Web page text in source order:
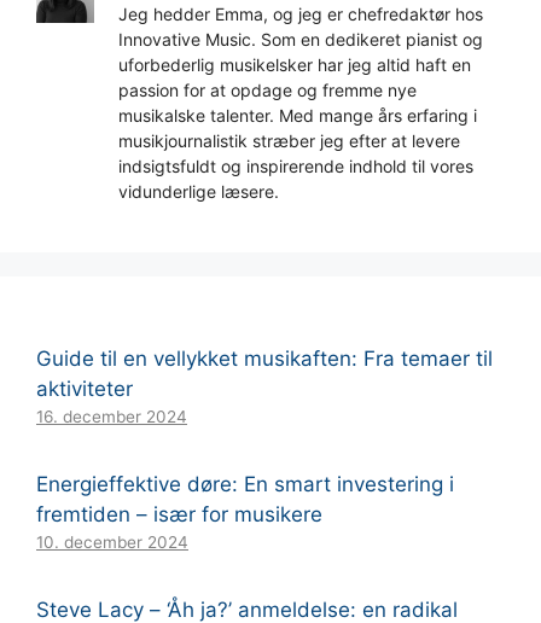
Jeg hedder Emma, og jeg er chefredaktør hos
Innovative Music. Som en dedikeret pianist og
uforbederlig musikelsker har jeg altid haft en
passion for at opdage og fremme nye
musikalske talenter. Med mange års erfaring i
musikjournalistik stræber jeg efter at levere
indsigtsfuldt og inspirerende indhold til vores
vidunderlige læsere.
Guide til en vellykket musikaften: Fra temaer til
aktiviteter
16. december 2024
Energieffektive døre: En smart investering i
fremtiden – især for musikere
10. december 2024
Steve Lacy – ‘Åh ja?’ anmeldelse: en radikal